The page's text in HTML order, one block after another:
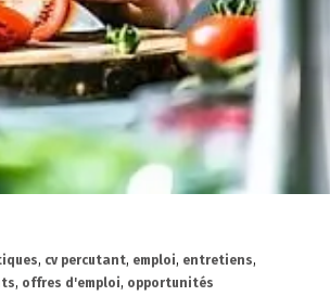
, cv percutant, emploi, entretiens,
, offres d'emploi, opportunités